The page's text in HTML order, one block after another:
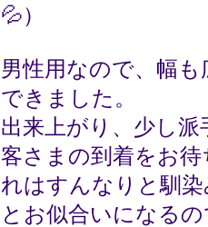
💦）
男性用なので、幅
できました。
出来上がり、少し
客さまの到着をお
れはすんなりと馴
とお似合いになる